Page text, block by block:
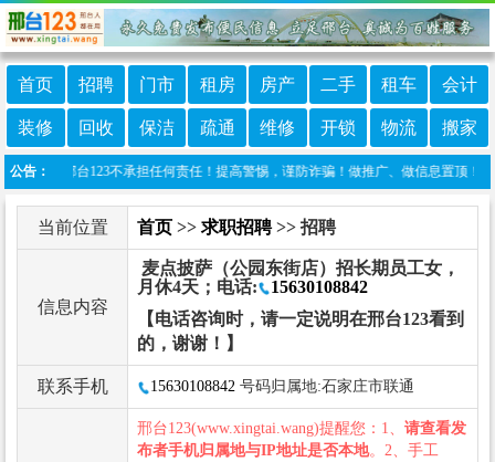
首页 招聘 门市 租房 房产 二手 租车 会计
装修 回收 保洁 疏通 维修 开锁 物流 搬家
公告：
发布，邢台123不承担任何责任！提高警惕，谨防诈骗！做推广、做信息置顶！请
当前位置 首页 >> 求职招聘>> 招聘
信息内容
麦点披萨（公园东街店）招长期员工女，
月休4天；电话:
15630108842
【电话咨询时，请一定说明在邢台123看到
的，谢谢！】
联系手机 15630108842 号码归属地:石家庄市联通
邢台123(www.xingtai.wang)提醒您：1、 请查看发
布者手机归属地与IP地址是否本地。2、手工